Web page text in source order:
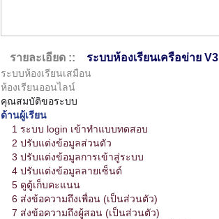
รายละเอียด :: ระบบห้องเรียนเครือข่าย V3
ระบบห้องเรียนเสมือน
ห้องเรียนออนไลน์
คุณสมบัติขอระบบ
ด้านผู้เรียน
1 ระบบ login เข้าทำแบบทดสอบ
2 ปรับแต่งข้อมูลส่วนตัว
3 ปรับแต่งข้อมูลการเข้าสู่ระบบ
4 ปรับแต่งข้อมูลลายเซ็นต์
5 ดูตู้เก็บคะแนน
6 ส่งข้อความถึงเพื่อน (เป็นส่วนตัว)
7 ส่งข้อความถึงผู้สอน (เป็นส่วนตัว)